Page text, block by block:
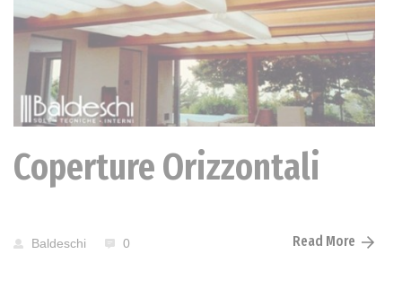
Coperture Orizzontali
Baldeschi 0 Read More